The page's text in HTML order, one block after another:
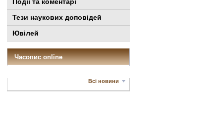
Тези наукових доповідей
Ювілей
Часопис online
Всі новини